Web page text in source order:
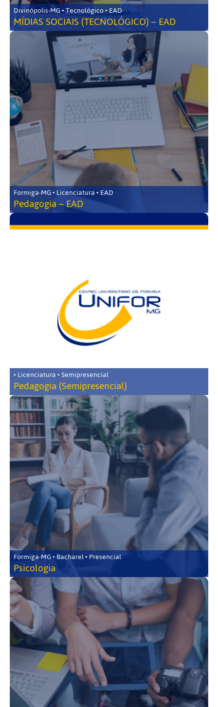
Divinópolis-MG • Tecnológico • EAD
MÍDIAS SOCIAIS (TECNOLÓGICO) – EAD
Formiga-MG • Licenciatura • EAD
Pedagogia – EAD
• Licenciatura • Semipresencial
Pedagogia (Semipresencial)
Formiga-MG • Bacharel • Presencial
Psicologia